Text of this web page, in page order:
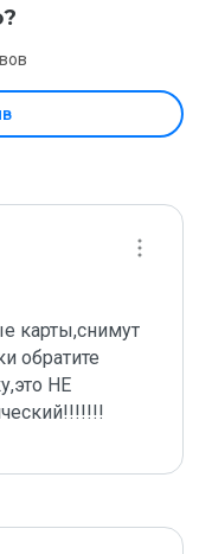
карты,снимут
обратите
НЕ